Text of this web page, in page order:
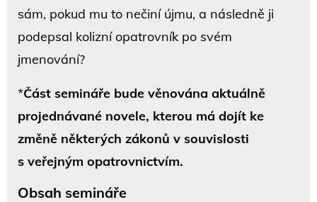
sám, pokud mu to nečiní újmu, a následně ji
podepsal kolizní opatrovník po svém
jmenování?
*Část semináře bude věnována aktuálně
projednávané novele, kterou má dojít ke
změně některých zákonů v souvislosti
s veřejným opatrovnictvím.
Obsah semináře